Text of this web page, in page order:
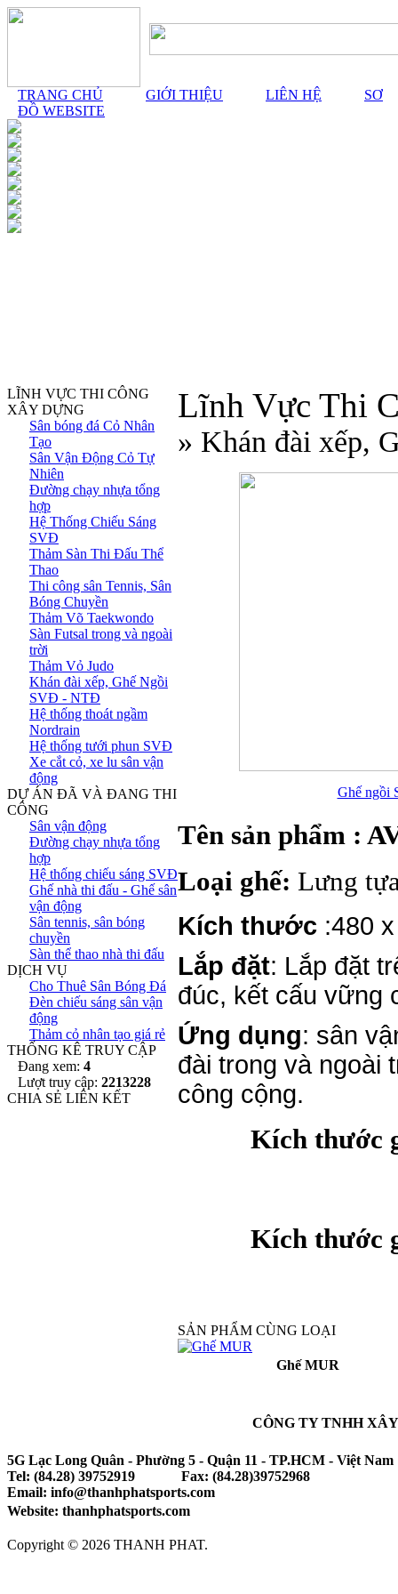
TRANG CHỦ GIỚI THIỆU LIÊN HỆ
SƠ
ĐỒ WEBSITE
LĨNH VỰC THI CÔNG
XÂY DỰNG
Sân bóng đá Cỏ Nhân
Tạo
Sân Vận Động Cỏ Tự
Nhiên
Đường chạy nhựa tổng
hợp
Hệ Thống Chiếu Sáng
SVĐ
Thảm Sàn Thi Đấu Thể
Thao
Thi công sân Tennis, Sân
Bóng Chuyền
Thảm Võ Taekwondo
Sàn Futsal trong và ngoài
trời
Thảm Vỏ Judo
Khán đài xếp, Ghế Ngồi
SVĐ - NTĐ
Hệ thống thoát ngầm
Nordrain
Hệ thống tưới phun SVĐ
Xe cắt cỏ, xe lu sân vận
động
DỰ ÁN ĐÃ VÀ ĐANG THI
CÔNG
Sân vận động
Đường chạy nhựa tổng
hợp
Hệ thống chiếu sáng SVĐ
Ghế nhà thi đấu - Ghế sân
vận động
Sân tennis, sân bóng
chuyền
Sàn thể thao nhà thi đấu
DỊCH VỤ
Cho Thuê Sân Bóng Đá
Đèn chiếu sáng sân vận
động
Thảm cỏ nhân tạo giá rẻ
THỐNG KÊ TRUY CẬP
Đang xem: 4
Lượt truy cập: 2213228
CHIA SẺ LIÊN KẾT
Lĩnh Vực Thi
» Khán đài xếp,
Ghế ngồi
Tên sản phẩm :
Loại ghế: Lưng
Kích thước :480
Lắp đặt: Lắp đặt
đúc, kết cấu vững
Ứng dụng: sân
đài trong và ngoài
công cộng.
Kích thước
Kích thước
SẢN PHẨM CÙNG LOẠI
Ghế MUR
CÔNG TY TNHH
5G Lạc Long Quân - Phường 5 - Quận 11 - TP.HCM - Việt Nam
Tel: (84.28) 39752919 Fax: (84.28)39752968
Email: info@thanhphatsports.com
Website: thanhphatsports.com
Copyright © 2026 THANH PHAT.